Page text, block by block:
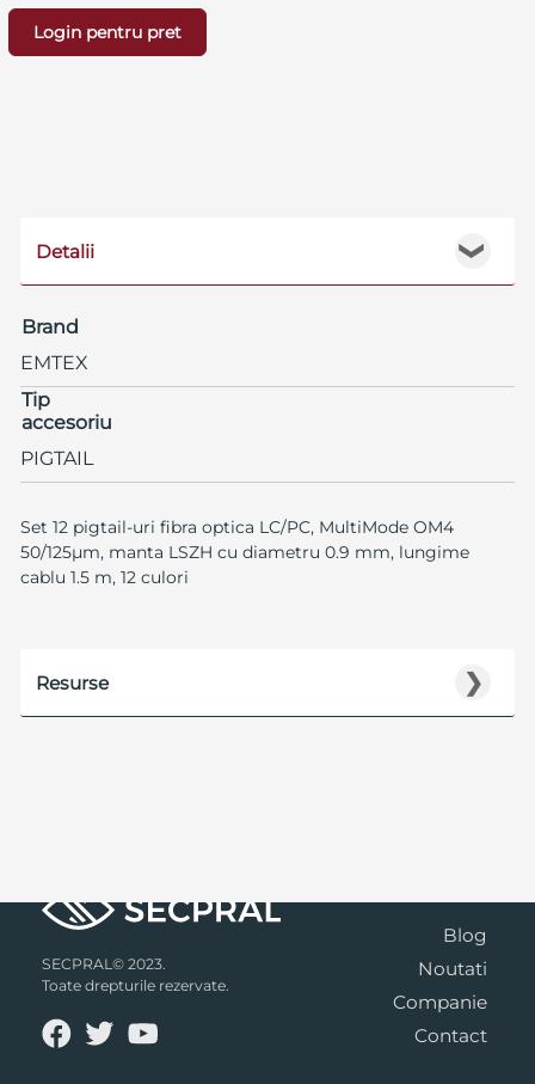
Login pentru pret
❯
Detalii
Brand
EMTEX
Tip
accesoriu
PIGTAIL
Set 12 pigtail-uri fibra optica LC/PC, MultiMode OM4
50/125µm, manta LSZH cu diametru 0.9 mm, lungime
cablu 1.5 m, 12 culori
❯
Resurse
SECPRAL© 2023.
Toate drepturile rezervate.
Blog
Noutati
Companie
Contact